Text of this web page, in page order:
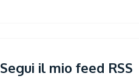
Segui il mio feed RSS